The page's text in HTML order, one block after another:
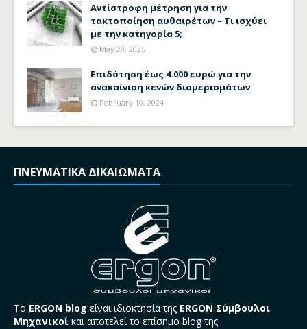
Αντίστροφη μέτρηση για την
τακτοποίηση αυθαιρέτων – Τι ισχύει
με την κατηγορία 5;
May 28, 2025
Επιδότηση έως 4.000 ευρώ για την
ανακαίνιση κενών διαμερισμάτων
February 10, 2024
ΠΝΕΥΜΑΤΙΚΑ ΔΙΚΑΙΩΜΑΤΑ
Το ERGON blog είναι ιδιοκτησία της ERGON Σύμβουλοι
Μηχανικοί και αποτελεί το επίσημο blog της